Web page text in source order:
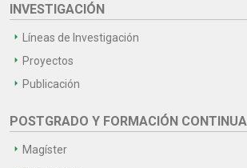
INVESTIGACIÓN
Líneas de Investigación
Proyectos
Publicación
POSTGRADO Y FORMACIÓN CONTINUA
Magíster